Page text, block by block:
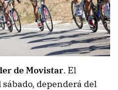
de Movistar. El
dependerá del